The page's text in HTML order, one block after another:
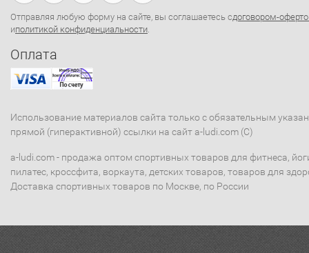
Отправляя любую форму на сайте, вы соглашаетесь сдоговором-
иполитикой конфиденциальности.
Оплата
Использование материалов сайта только с обязательным
прямой (гиперактивной) ссылки на сайт a-ludi.com (C)
a-ludi.com - продажа оптом спортивных товаров для фитнеса,
пилатес, кроссфита, воркаута, детских товаров, товаров для
Доставка спортивных товаров по Москве, по России